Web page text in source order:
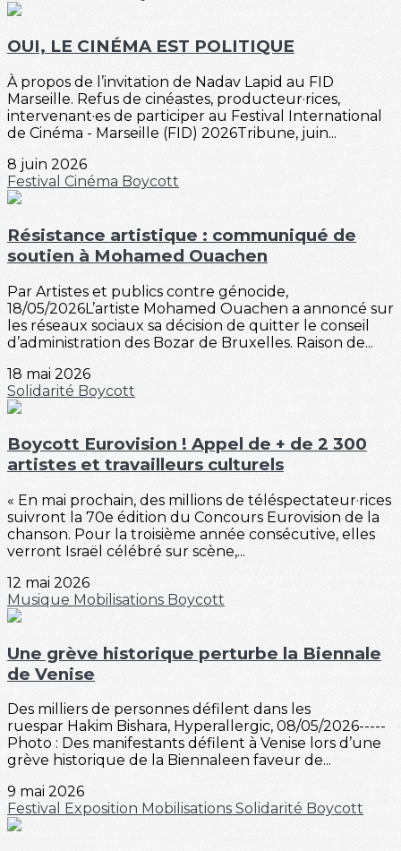
OUI, LE CINÉMA EST POLITIQUE
À propos de l’invitation de Nadav Lapid au FID
Marseille. Refus de cinéastes, producteur·rices,
intervenant·es de participer au Festival International
de Cinéma - Marseille (FID) 2026Tribune, juin...
8 juin 2026
Festival Cinéma Boycott
Résistance artistique : communiqué de
soutien à Mohamed Ouachen
Par Artistes et publics contre génocide,
18/05/2026L’artiste Mohamed Ouachen a annoncé sur
les réseaux sociaux sa décision de quitter le conseil
d’administration des Bozar de Bruxelles. Raison de...
18 mai 2026
Solidarité Boycott
Boycott Eurovision ! Appel de + de 2 300
artistes et travailleurs culturels
« En mai prochain, des millions de téléspectateur·rices
suivront la 70e édition du Concours Eurovision de la
chanson. Pour la troisième année consécutive, elles
verront Israël célébré sur scène,...
12 mai 2026
Musique Mobilisations Boycott
Une grève historique perturbe la Biennale
de Venise
Des milliers de personnes défilent dans les
ruespar Hakim Bishara, Hyperallergic, 08/05/2026-----
Photo : Des manifestants défilent à Venise lors d’une
grève historique de la Biennaleen faveur de...
9 mai 2026
Festival
Exposition Mobilisations Solidarité Boycott